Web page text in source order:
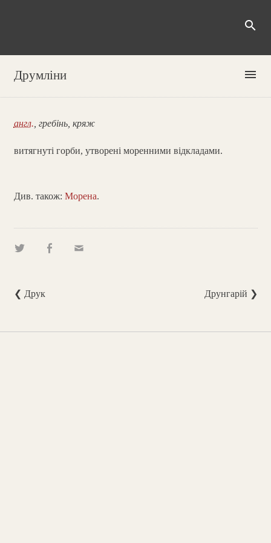
search
Друмліни menu
англ. , гребінь, кряж
витягнуті горби, утворені моренними відкладами.
Див. також: Морена.
❮ Друк Друнгарій ❯